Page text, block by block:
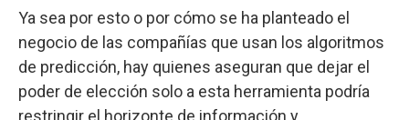
Ya sea por esto o por cómo se ha planteado el
negocio de las compañías que usan los algoritmos
de predicción, hay quienes aseguran que dejar el
poder de elección solo a esta herramienta podría